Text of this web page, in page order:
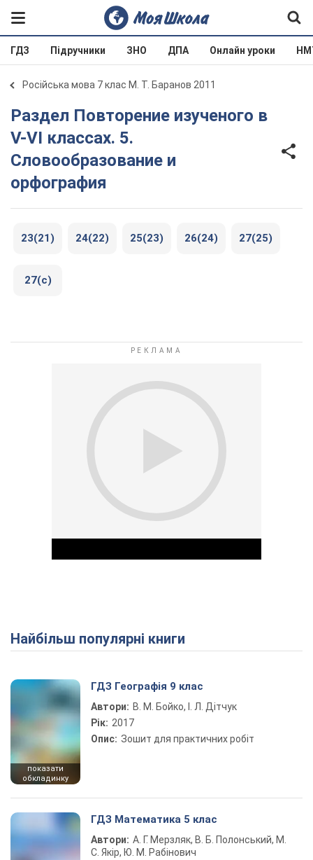
ГДЗ Підручники ЗНО ДПА Онлайн уроки
Російська мова 7 клас М. Т. Баранов 2011
Раздел Повторение изученого в
V-VI классах. 5.
Словообразование и
орфография
23(21) 24(22) 25(23) 26(24) 27(25)
27(с)
Play Video
Найбільш популярні книги
показати
обкладинку
ГДЗ Географія 9 клас
Автори: В. М. Бойко, І. Л. Дітчук
Рік: 2017
Опис: Зошит для практичних робіт
ГДЗ Математика 5 клас
Автори: А. Г. Мерзляк, В. Б. Полонський, М.
С. Якір, Ю. М. Рабінович